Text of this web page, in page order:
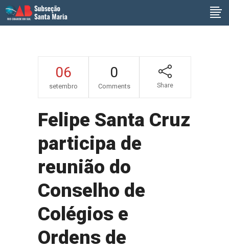
06
setembro
0
Comments Share
Felipe Santa Cruz
participa de
reunião do
Conselho de
Colégios e
Ordens de